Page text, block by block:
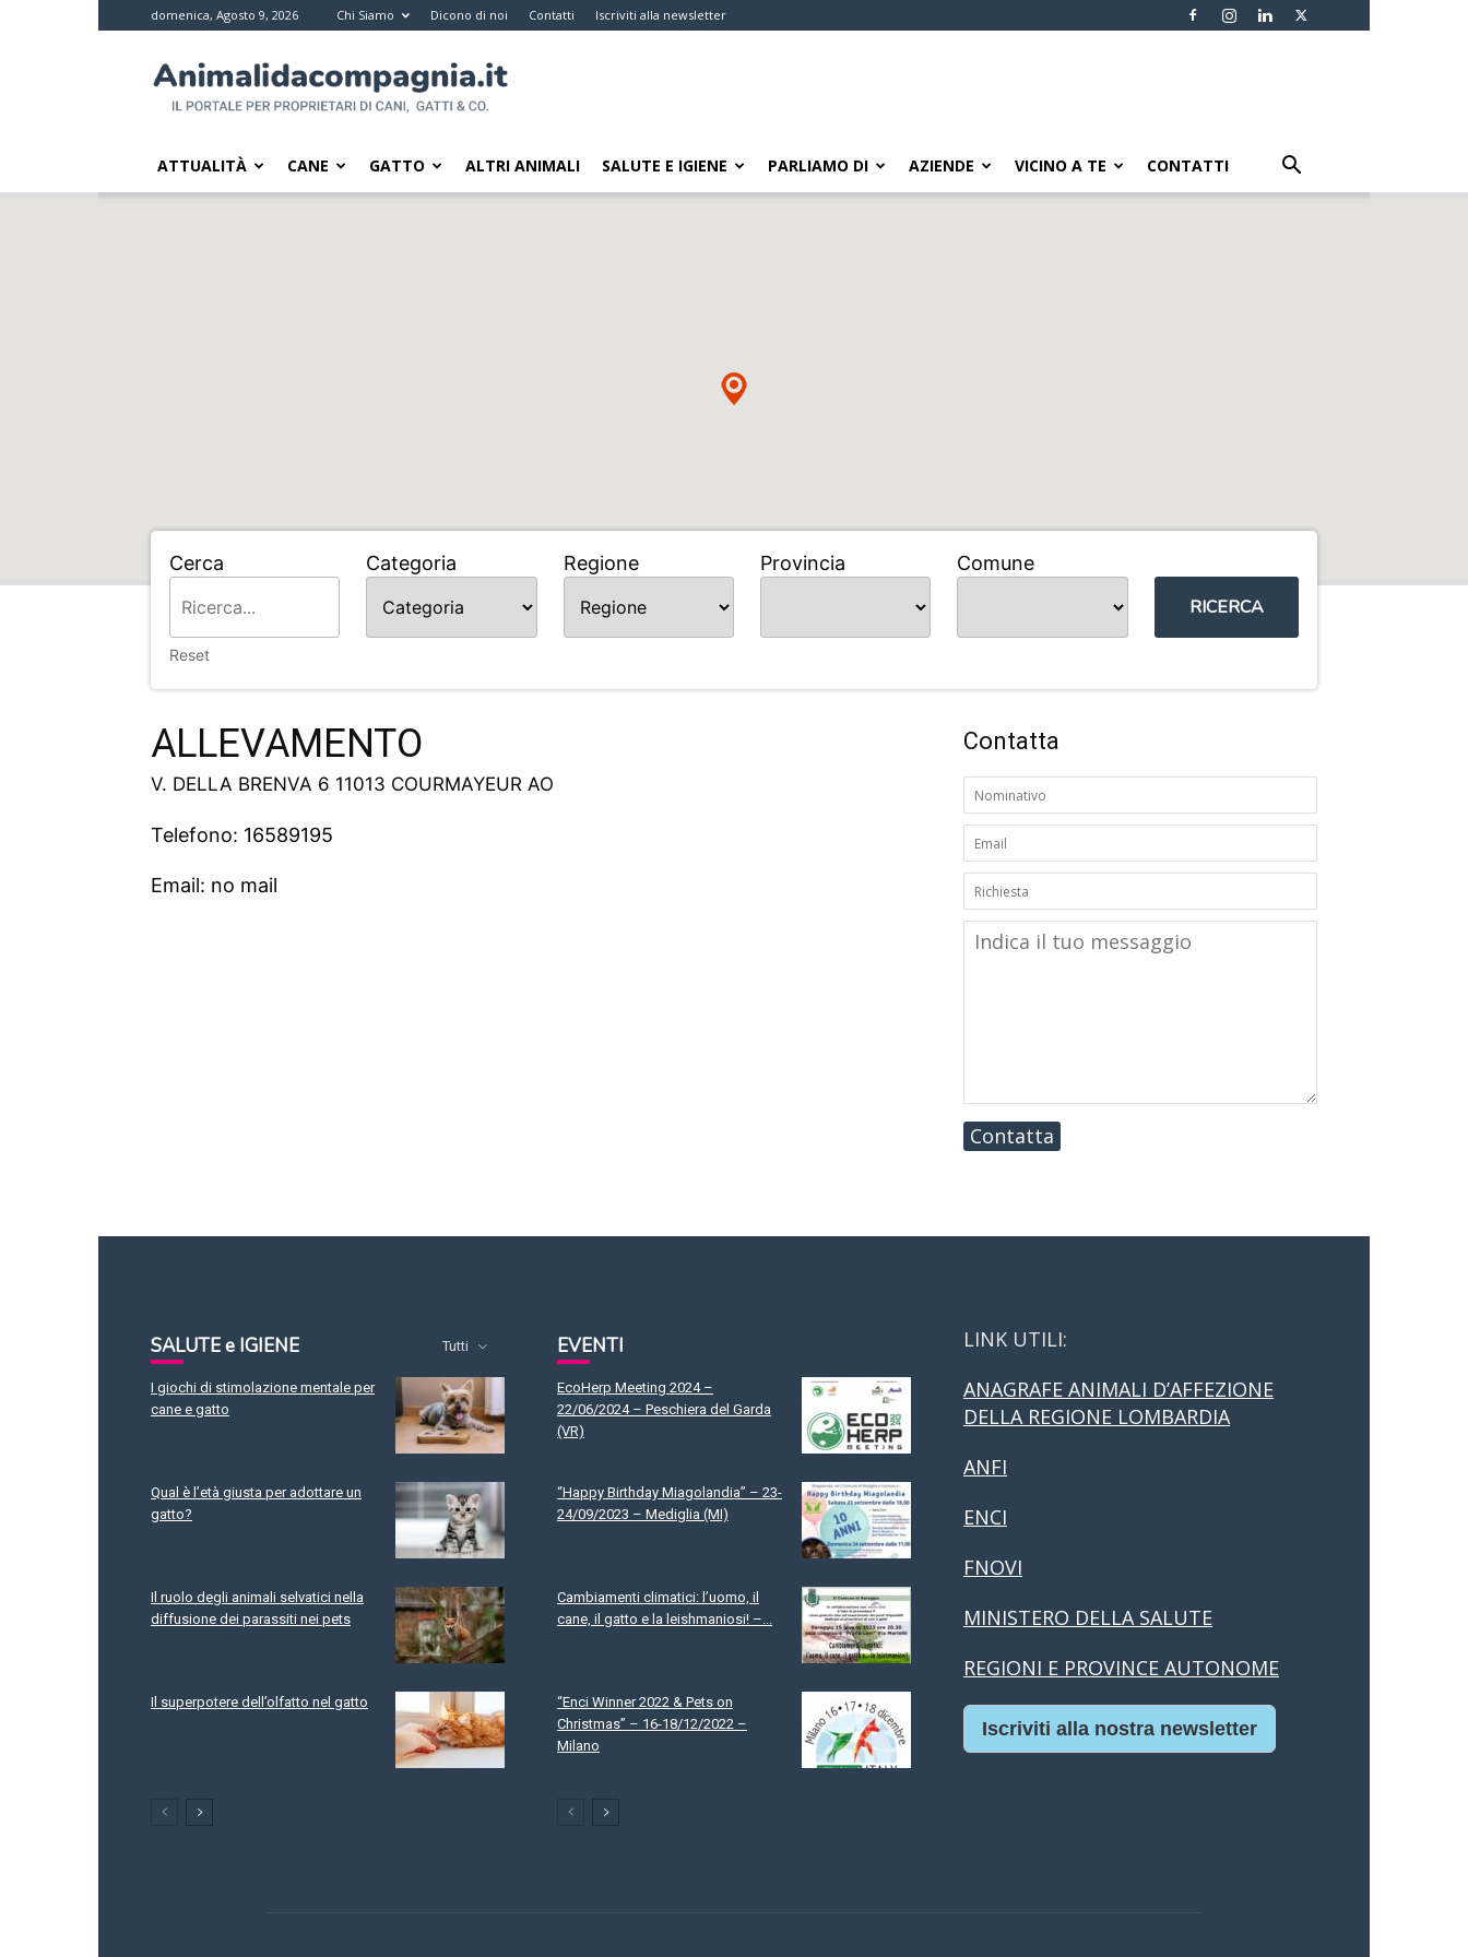
domenica, Agosto 9, 2026 Chi Siamo Dicono di noi Contatti Iscriviti alla newsletter
da
compagnia
Il
ATTUALITÀ CANE GATTO ALTRI ANIMALI SALUTE E IGIENE PARLIAMO DI AZIENDE VICINO A TE CONTATTI
Cerca Categoria Regione Provincia Comune
RICERCA
Reset
Home ALLEVAMENTO
ALLEVAMENTO
V. DELLA BRENVA 6 11013 COURMAYEUR AO
Telefono: 16589195
Email: no mail
Contatta
Contatta
SALUTE e IGIENE Tutti
I giochi di stimolazione mentale per
cane e gatto
Qual è l’età giusta per adottare un
gatto?
Il ruolo degli animali selvatici nella
diffusione dei parassiti nei pets
Il superpotere dell’olfatto nel gatto
EVENTI
EcoHerp Meeting 2024 –
22/06/2024 – Peschiera del Garda
(VR)
“Happy Birthday Miagolandia” – 23-
24/09/2023 – Mediglia (MI)
Cambiamenti climatici: l’uomo, il
cane, il gatto e la leishmaniosi! –...
“Enci Winner 2022 & Pets on
Christmas” – 16-18/12/2022 –
Milano
LINK UTILI:
ANAGRAFE ANIMALI D’AFFEZIONE
DELLA REGIONE LOMBARDIA
ANFI
ENCI
FNOVI
MINISTERO DELLA SALUTE
REGIONI E PROVINCE AUTONOME
Iscriviti alla nostra newsletter